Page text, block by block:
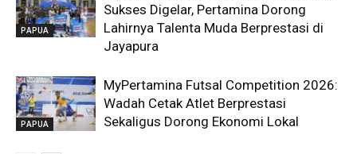
PAPUA
Sukses Digelar, Pertamina Dorong
Lahirnya Talenta Muda Berprestasi di
Jayapura
PAPUA
MyPertamina Futsal Competition 2026:
Wadah Cetak Atlet Berprestasi
Sekaligus Dorong Ekonomi Lokal